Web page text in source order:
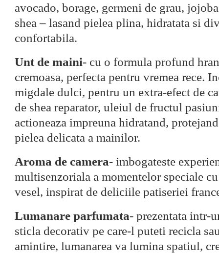
avocado, borage, germeni de grau,
shea – lasand pielea plina, hidratata si
confortabila.
Unt de maini- cu o formula profund
cremoasa, perfecta pentru vremea rece.
migdale dulci, pentru un extra-efect de
de shea reparator, uleiul de fructul
actioneaza impreuna hidratand,
pielea delicata a mainilor.
Aroma de camera- imbogateste
multisenzoriala a momentelor speciale
vesel, inspirat de deliciile patiseriei
Lumanare parfumata- prezentata intr-
sticla decorativ pe care-l puteti recicla
amintire, lumanarea va lumina spatiul,